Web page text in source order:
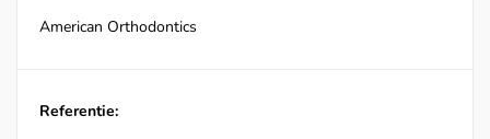
American Orthodontics
Referentie: